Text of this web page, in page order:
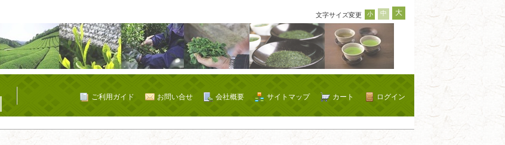
文字サイズ変更 小 中 大
ログイン
カート
サイトマップ
会社概要
お問い合せ
ご利用ガイド